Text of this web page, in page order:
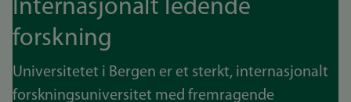
Internasjonalt ledende
forskning
Universitetet i Bergen er et sterkt, internasjonalt
forskningsuniversitet med fremragende